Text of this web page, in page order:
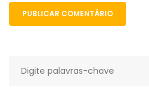
PUBLICAR COMENTÁRIO